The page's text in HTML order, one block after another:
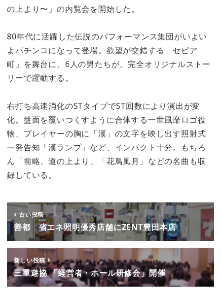
の上より〜」の内覧会を開始した。
80年代に活躍した伝説のパフォーマンス集団がいよい
よパチンコになって登場。欲望が交錯する「セピア
町」を舞台に、6人の男たちが、完全オリジナルストー
リーで躍動する。
右打ち高速消化のSTタイプでST回数により演出が変
化。盤面を覆いつくすように合体する一世風靡ロゴ役
物、プレイヤーの胸に「漢」の文字を映し出す照射式
一発告知「漢ランプ」など、インパクト十分。もちろ
ん「前略、道の上より」「花鳥風月」などの名曲も収
録している。
古い投稿
善都 省エネ照明優秀店舗にZENT豊田本店
新しい投稿
三重遊協 「経営者・ホール研修会」開催